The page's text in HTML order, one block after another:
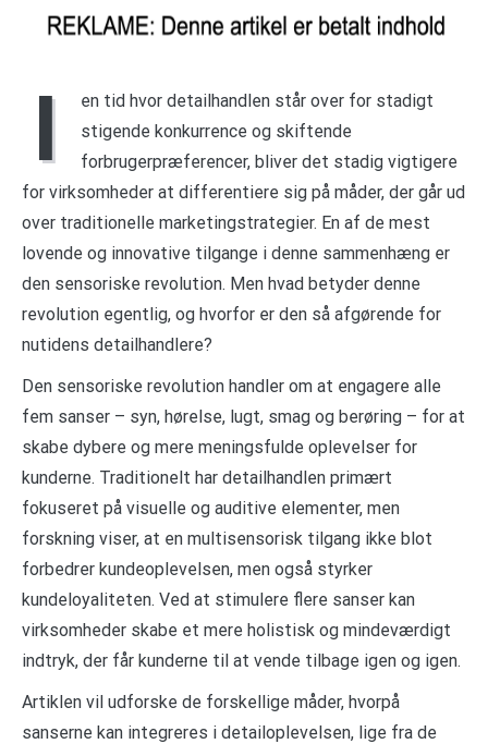
I
en tid hvor detailhandlen står over for stadigt
stigende konkurrence og skiftende
forbrugerpræferencer, bliver det stadig vigtigere
for virksomheder at differentiere sig på måder, der går ud
over traditionelle marketingstrategier. En af de mest
lovende og innovative tilgange i denne sammenhæng er
den sensoriske revolution. Men hvad betyder denne
revolution egentlig, og hvorfor er den så afgørende for
nutidens detailhandlere?
Den sensoriske revolution handler om at engagere alle
fem sanser – syn, hørelse, lugt, smag og berøring – for at
skabe dybere og mere meningsfulde oplevelser for
kunderne. Traditionelt har detailhandlen primært
fokuseret på visuelle og auditive elementer, men
forskning viser, at en multisensorisk tilgang ikke blot
forbedrer kundeoplevelsen, men også styrker
kundeloyaliteten. Ved at stimulere flere sanser kan
virksomheder skabe et mere holistisk og mindeværdigt
indtryk, der får kunderne til at vende tilbage igen og igen.
Artiklen vil udforske de forskellige måder, hvorpå
sanserne kan integreres i detailoplevelsen, lige fra de